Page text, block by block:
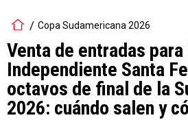
Copa Sudamericana 2026
Venta de entradas
Independiente Santa
octavos de final de la
2026: cuándo salen y